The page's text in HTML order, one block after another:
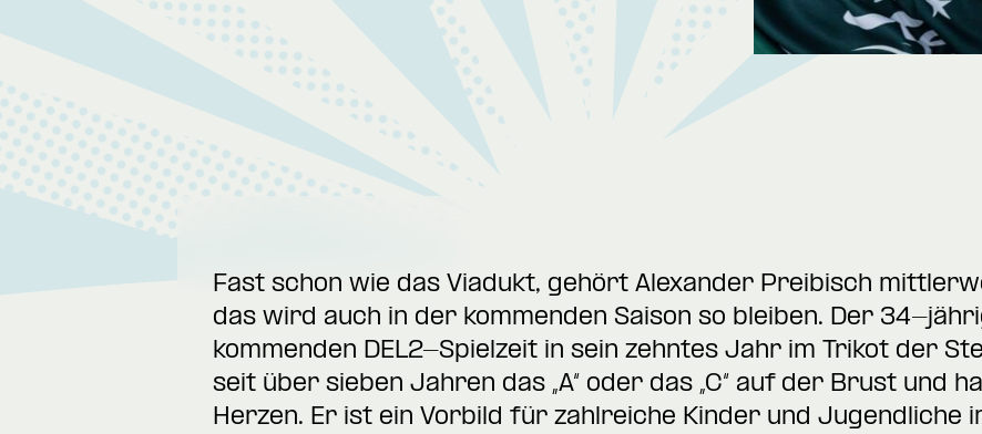
Fast schon wie das Viadukt, gehört Alexander Preibisch
das wird auch in der kommenden Saison so bleiben. Der 34-
kommenden DEL2-Spielzeit in sein zehntes Jahr im Trikot der
seit über sieben Jahren das „A“ oder das „C“ auf der Brust und
Herzen. Er ist ein Vorbild für zahlreiche Kinder und Jugendliche